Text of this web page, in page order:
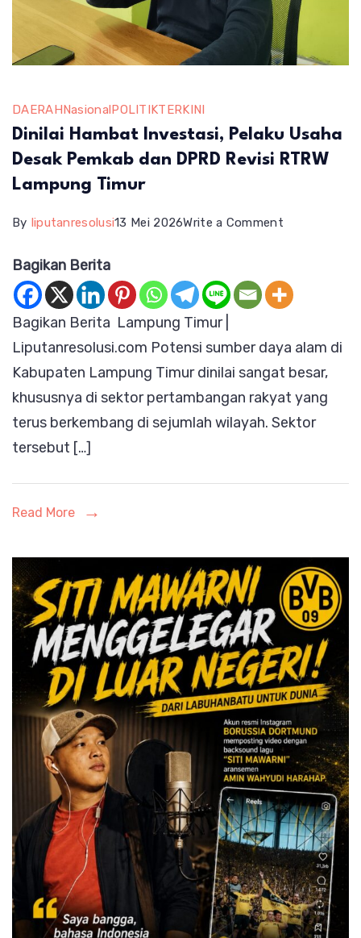
DAERAHNasionalPOLITIKTERKINI
Dinilai Hambat Investasi, Pelaku Usaha
Desak Pemkab dan DPRD Revisi RTRW
Lampung Timur
By liputanresolusi13 Mei 2026Write a Commenton
Investasi,
Usaha
Desak
Pemkab
dan
Bagikan Berita
Bagikan Berita Lampung Timur |
Liputanresolusi.com Potensi sumber daya alam di
Kabupaten Lampung Timur dinilai sangat besar,
khususnya di sektor pertambangan rakyat yang
terus berkembang di sejumlah wilayah. Sektor
tersebut […]
Read More